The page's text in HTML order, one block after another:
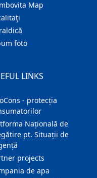
Map
foto
LINKS
- protecția
Națională de
pt. Situații de
projects
de apa